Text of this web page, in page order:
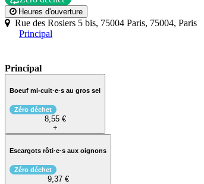
Heures d'ouverture
Rue des Rosiers 5 bis, 75004 Paris, 75004, Paris
Principal
Principal
Boeuf mi-cuit·e·s au gros sel
Zéro déchet
8,55 €
+
Escargots rôti·e·s aux oignons
Zéro déchet
9,37 €